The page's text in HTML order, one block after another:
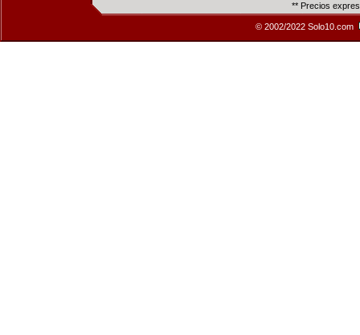
** Precios
© 2002/2022 Solo10.com